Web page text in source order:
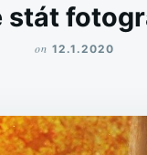
stát
on 12.1.2020